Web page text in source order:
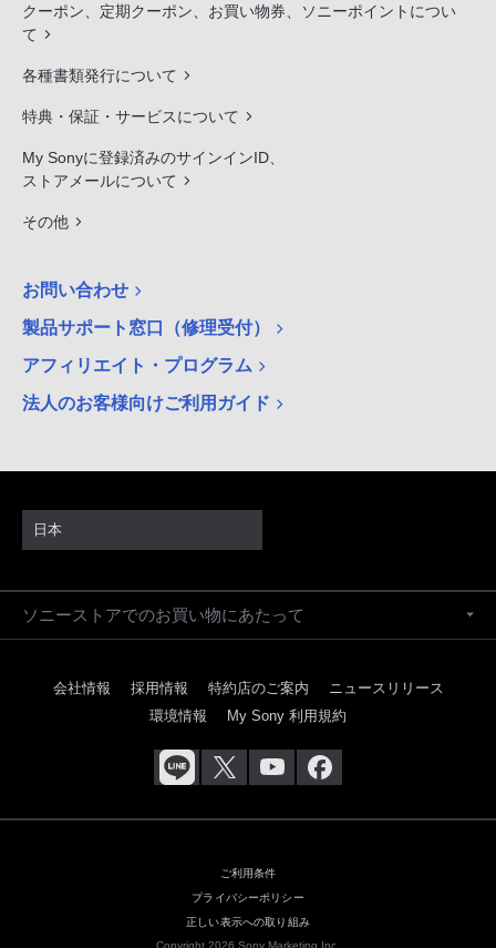
クーポン、定期クーポン、お買い物券、ソニーポイントについ
て
各種書類発行について
特典・保証・サービスについて
My Sonyに登録済みのサインインID、
ストアメールについて
その他
お問い合わせ
製品サポート窓口（修理受付）
アフィリエイト・プログラム
法人のお客様向けご利用ガイド
日本
ソニーストアでのお買い物にあたって
会社情報 採用情報 特約店のご案内
ニュースリリース
環境情報
My Sony 利用規約
ご利用条件
プライバシーポリシー
正しい表示への取り組み
Copyright 2026 Sony Marketing Inc.